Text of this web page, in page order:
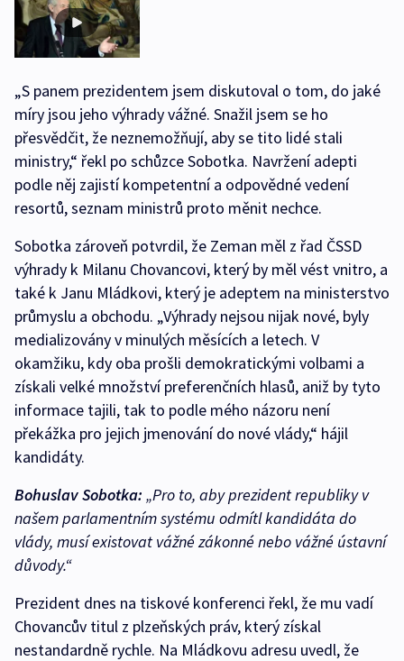
„S panem prezidentem jsem diskutoval o tom, do jaké
míry jsou jeho výhrady vážné. Snažil jsem se ho
přesvědčit, že neznemožňují, aby se tito lidé stali
ministry,“ řekl po schůzce Sobotka. Navržení adepti
podle něj zajistí kompetentní a odpovědné vedení
resortů, seznam ministrů proto měnit nechce.
Sobotka zároveň potvrdil, že Zeman měl z řad ČSSD
výhrady k Milanu Chovancovi, který by měl vést vnitro, a
také k Janu Mládkovi, který je adeptem na ministerstvo
průmyslu a obchodu. „Výhrady nejsou nijak nové, byly
medializovány v minulých měsících a letech. V
okamžiku, kdy oba prošli demokratickými volbami a
získali velké množství preferenčních hlasů, aniž by tyto
informace tajili, tak to podle mého názoru není
překážka pro jejich jmenování do nové vlády,“ hájil
kandidáty.
Bohuslav Sobotka: „Pro to, aby prezident republiky v
našem parlamentním systému odmítl kandidáta do
vlády, musí existovat vážné zákonné nebo vážné ústavní
důvody.“
Prezident dnes na tiskové konferenci řekl, že mu vadí
Chovancův titul z plzeňských práv, který získal
nestandardně rychle. Na Mládkovu adresu uvedl, že